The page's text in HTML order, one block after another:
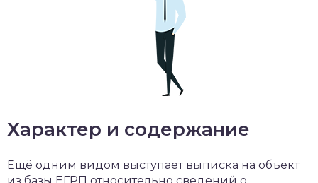
Характер и содержание
Ещё одним видом выступает выписка на объект